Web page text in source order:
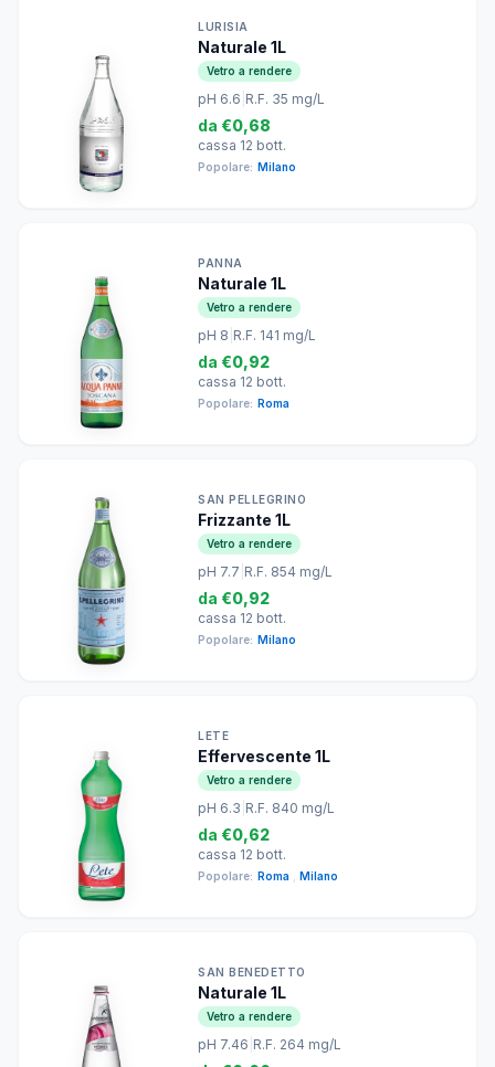
LURISIA
Naturale 1L
Vetro a rendere
pH 6.6 R.F. 35 mg/L
da €0,68
cassa 12 bott.
Popolare: Milano
PANNA
Naturale 1L
Vetro a rendere
pH 8 R.F. 141 mg/L
da €0,92
cassa 12 bott.
Popolare: Roma
SAN PELLEGRINO
Frizzante 1L
Vetro a rendere
pH 7.7 R.F. 854 mg/L
da €0,92
cassa 12 bott.
Popolare: Milano
LETE
Effervescente 1L
Vetro a rendere
pH 6.3 R.F. 840 mg/L
da €0,62
cassa 12 bott.
Popolare: Roma Milano
SAN BENEDETTO
Naturale 1L
Vetro a rendere
pH 7.46 R.F. 264 mg/L